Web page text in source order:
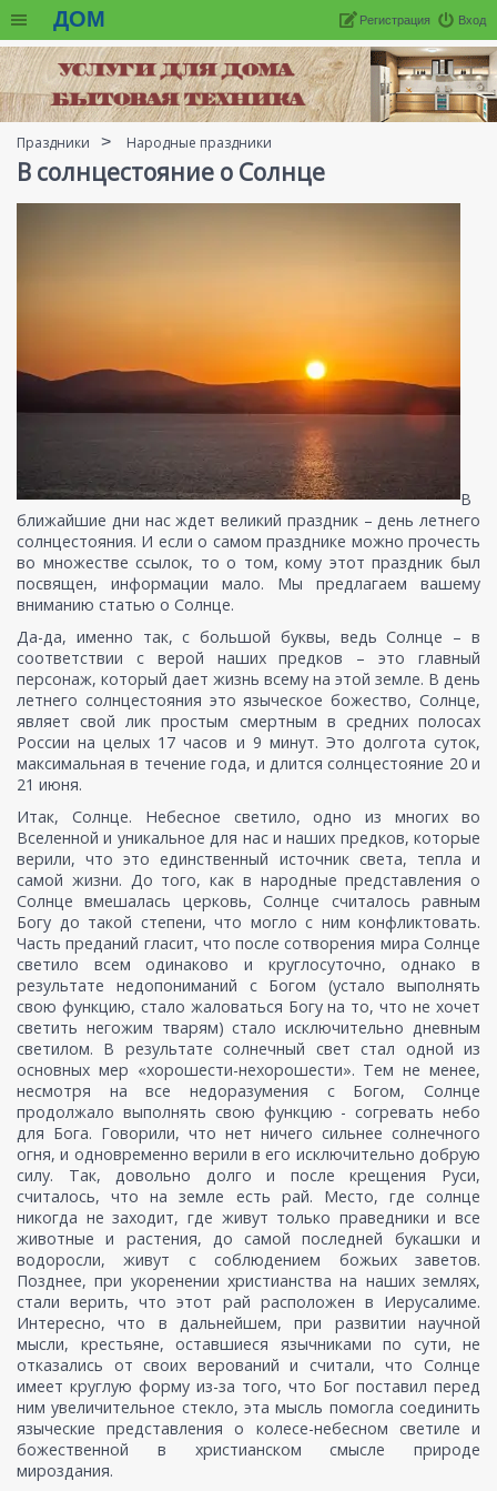
ДОМ Вход
Регистрация
Праздники Народные праздники
В солнцестояние о Солнце
В
ближайшие дни нас ждет великий праздник – день летнего
солнцестояния. И если о самом празднике можно прочесть
во множестве ссылок, то о том, кому этот праздник был
посвящен, информации мало. Мы предлагаем вашему
вниманию статью о Солнце.
Да-да, именно так, с большой буквы, ведь Солнце – в
соответствии с верой наших предков – это главный
персонаж, который дает жизнь всему на этой земле. В день
летнего солнцестояния это языческое божество, Солнце,
являет свой лик простым смертным в средних полосах
России на целых 17 часов и 9 минут. Это долгота суток,
максимальная в течение года, и длится солнцестояние 20 и
21 июня.
Итак, Солнце. Небесное светило, одно из многих во
Вселенной и уникальное для нас и наших предков, которые
верили, что это единственный источник света, тепла и
самой жизни. До того, как в народные представления о
Солнце вмешалась церковь, Солнце считалось равным
Богу до такой степени, что могло с ним конфликтовать.
Часть преданий гласит, что после сотворения мира Солнце
светило всем одинаково и круглосуточно, однако в
результате недопониманий с Богом (устало выполнять
свою функцию, стало жаловаться Богу на то, что не хочет
светить негожим тварям) стало исключительно дневным
светилом. В результате солнечный свет стал одной из
основных мер «хорошести-нехорошести». Тем не менее,
несмотря на все недоразумения с Богом, Солнце
продолжало выполнять свою функцию - согревать небо
для Бога. Говорили, что нет ничего сильнее солнечного
огня, и одновременно верили в его исключительно добрую
силу. Так, довольно долго и после крещения Руси,
считалось, что на земле есть рай. Место, где солнце
никогда не заходит, где живут только праведники и все
животные и растения, до самой последней букашки и
водоросли, живут с соблюдением божьих заветов.
Позднее, при укоренении христианства на наших землях,
стали верить, что этот рай расположен в Иерусалиме.
Интересно, что в дальнейшем, при развитии научной
мысли, крестьяне, оставшиеся язычниками по сути, не
отказались от своих верований и считали, что Солнце
имеет круглую форму из-за того, что Бог поставил перед
ним увеличительное стекло, эта мысль помогла соединить
языческие представления о колесе-небесном светиле и
божественной в христианском смысле природе
мироздания.